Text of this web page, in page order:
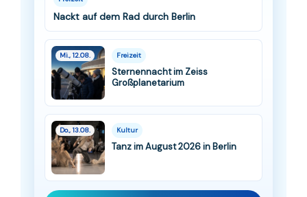
Nackt auf dem Rad durch Berlin
Mi., 12.08. Freizeit
Sternennacht im Zeiss
Großplanetarium
Do., 13.08. Kultur
Tanz im August 2026 in Berlin